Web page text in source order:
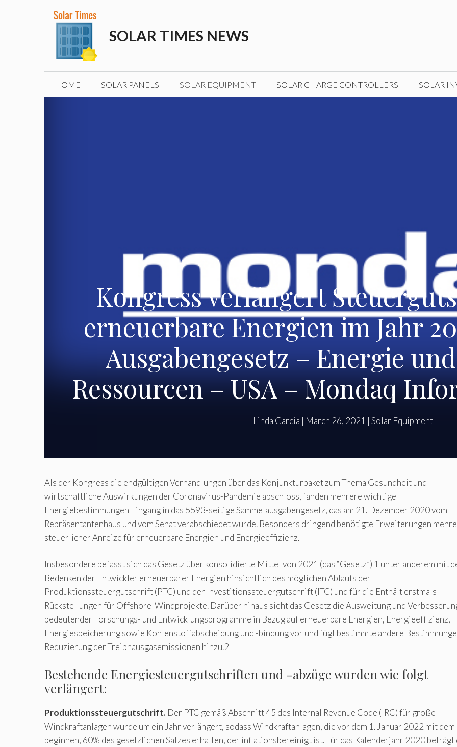
SOLAR TIMES NEWS
HOME SOLAR PANELS SOLAR EQUIPMENT SOLAR CHARGE CONTROLLERS SOLAR
Kongress verlängert
erneuerbare Energien im Jahr
Ausgabengesetz – Energie
Ressourcen – USA – Mondaq
Linda Garcia | March 26, 2021 | Solar Equipment
Als der Kongress die endgültigen Verhandlungen über das Konjunkturpaket zum Thema Gesundheit und
wirtschaftliche Auswirkungen der Coronavirus-Pandemie abschloss, fanden mehrere wichtige
Energiebestimmungen Eingang in das 5593-seitige Sammelausgabengesetz, das am 21. Dezember 2020 vom
Repräsentantenhaus und vom Senat verabschiedet wurde. Besonders dringend benötigte Erweiterungen
steuerlicher Anreize für erneuerbare Energien und Energieeffizienz.
Insbesondere befasst sich das Gesetz über konsolidierte Mittel von 2021 (das “Gesetz”) 1 unter anderem mit
Bedenken der Entwickler erneuerbarer Energien hinsichtlich des möglichen Ablaufs der
Produktionssteuergutschrift (PTC) und der Investitionssteuergutschrift (ITC) und für die Enthält erstmals
Rückstellungen für Offshore-Windprojekte. Darüber hinaus sieht das Gesetz die Ausweitung und
bedeutender Forschungs- und Entwicklungsprogramme in Bezug auf erneuerbare Energien, Energieeffizienz,
Energiespeicherung sowie Kohlenstoffabscheidung und -bindung vor und fügt bestimmte andere
Reduzierung der Treibhausgasemissionen hinzu.2
Bestehende Energiesteuergutschriften und -abzüge wurden wie folgt
verlängert:
Produktionssteuergutschrift. Der PTC gemäß Abschnitt 45 des Internal Revenue Code (IRC) für große
Windkraftanlagen wurde um ein Jahr verlängert, sodass Windkraftanlagen, die vor dem 1. Januar 2022 mit dem
beginnen, 60% des gesetzlichen Satzes erhalten, der inflationsbereinigt ist. Für das Kalenderjahr 2020 beträgt